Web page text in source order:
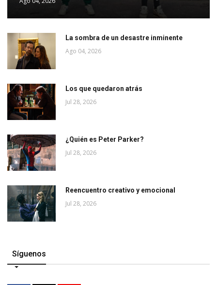
La sombra de un desastre inminente
Ago 04, 2026
Los que quedaron atrás
Jul 28, 2026
¿Quién es Peter Parker?
Jul 28, 2026
Reencuentro creativo y emocional
Jul 28, 2026
Síguenos